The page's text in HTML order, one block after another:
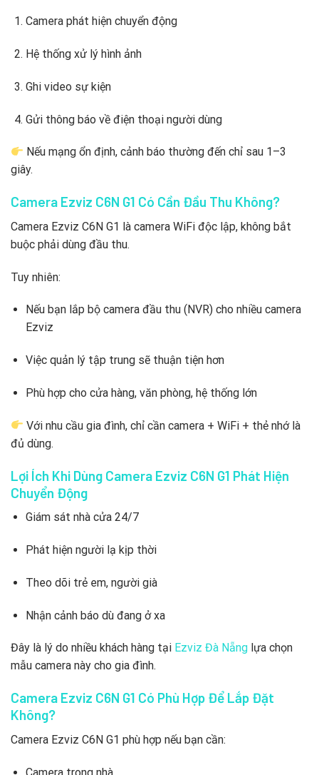
Camera phát hiện chuyển động
Hệ thống xử lý hình ảnh
Ghi video sự kiện
Gửi thông báo về điện thoại người dùng
Nếu mạng ổn định, cảnh báo thường đến chỉ sau 1–3
giây.
Camera Ezviz C6N G1 Có Cần Đầu Thu Không?
Camera Ezviz C6N G1 là camera WiFi độc lập, không bắt
buộc phải dùng đầu thu.
Tuy nhiên:
Nếu bạn lắp bộ camera đầu thu (NVR) cho nhiều camera
Ezviz
Việc quản lý tập trung sẽ thuận tiện hơn
Phù hợp cho cửa hàng, văn phòng, hệ thống lớn
Với nhu cầu gia đình, chỉ cần camera + WiFi + thẻ nhớ là
đủ dùng.
Lợi Ích Khi Dùng Camera Ezviz C6N G1 Phát Hiện
Chuyển Động
Giám sát nhà cửa 24/7
Phát hiện người lạ kịp thời
Theo dõi trẻ em, người già
Nhận cảnh báo dù đang ở xa
Đây là lý do nhiều khách hàng tại Ezviz Đà Nẵng lựa chọn
mẫu camera này cho gia đình.
Camera Ezviz C6N G1 Có Phù Hợp Để Lắp Đặt
Không?
Camera Ezviz C6N G1 phù hợp nếu bạn cần:
Camera trong nhà